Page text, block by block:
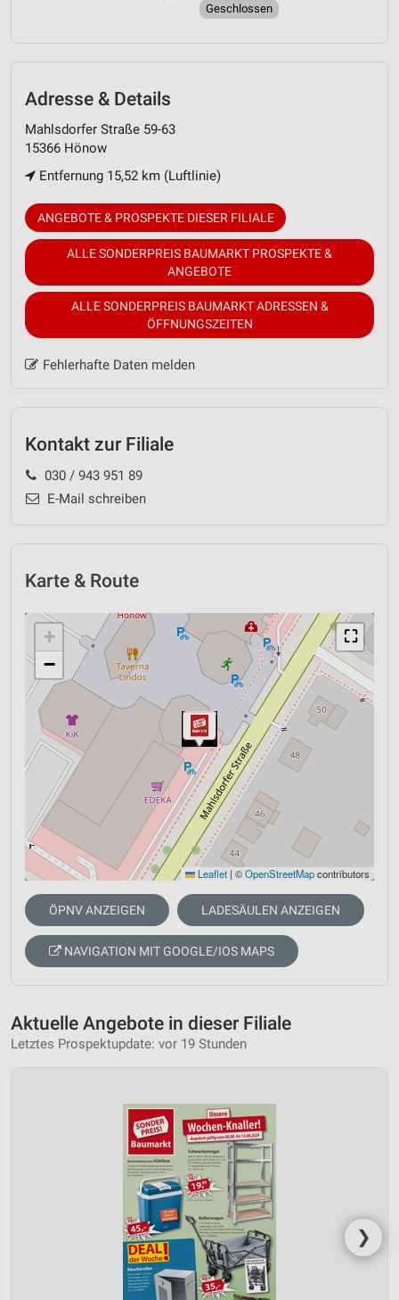
Geschlossen
Adresse & Details
Mahlsdorfer Straße 59-63
15366 Hönow
Entfernung 15,52 km (Luftlinie)
ANGEBOTE & PROSPEKTE DIESER FILIALE
ALLE SONDERPREIS BAUMARKT PROSPEKTE &
ANGEBOTE
ALLE SONDERPREIS BAUMARKT ADRESSEN &
ÖFFNUNGSZEITEN
Fehlerhafte Daten melden
Kontakt zur Filiale
030 / 943 951 89
E-Mail schreiben
Karte & Route
⛶
+
−
Leaflet | ©OpenStreetMapcontributors
ÖPNV ANZEIGEN LADESÄULEN ANZEIGEN
NAVIGATION MIT GOOGLE/IOS MAPS
Aktuelle Angebote in dieser Filiale
Letztes Prospektupdate: vor 19 Stunden
❯